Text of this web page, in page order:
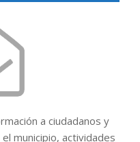
a ciudadanos y
municipio, actividades